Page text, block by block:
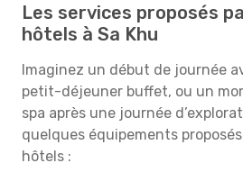
Les services proposés
hôtels à Sa Khu
Imaginez un début de journée
petit-déjeuner buffet, ou un
spa après une journée
quelques équipements
hôtels :